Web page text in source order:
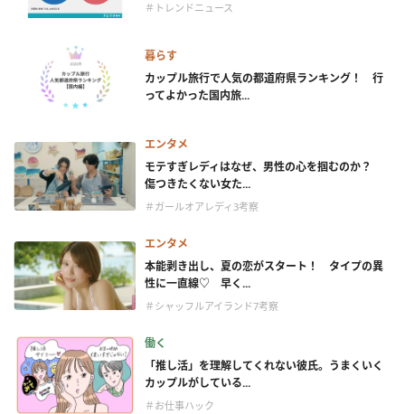
＃トレンドニュース
暮らす
カップル旅行で人気の都道府県ランキング！ 行
ってよかった国内旅...
エンタメ
モテすぎレディはなぜ、男性の心を掴むのか？
傷つきたくない女た...
＃ガールオアレディ3考察
エンタメ
本能剥き出し、夏の恋がスタート！ タイプの異
性に一直線♡ 早く...
＃シャッフルアイランド7考察
働く
「推し活」を理解してくれない彼氏。うまくいく
カップルがしている...
＃お仕事ハック